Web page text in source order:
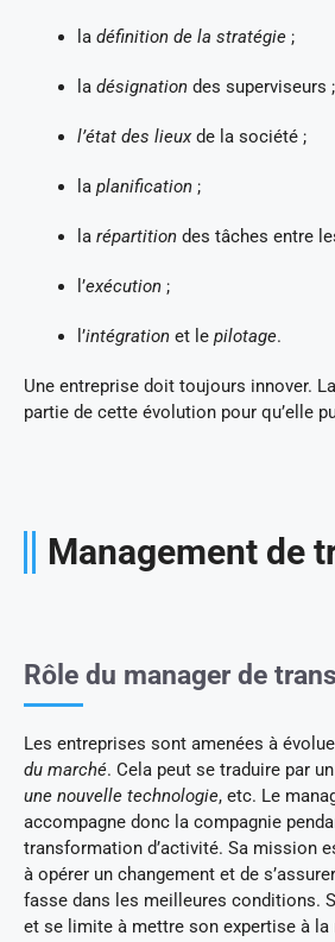
la définition de la stratégie ;
la désignation des superviseurs ;
l’état des lieuxde la société ;
la planification ;
la répartition des tâches entre
l’exécution ;
l’intégration et le pilotage.
Une entreprise doit toujours innover.
partie de cette évolution pour qu’elle
Management de
Rôle du manager de
Les entreprises sont amenées à
du marché. Cela peut se traduire par un
une nouvelle technologie, etc. Le
accompagne donc la compagnie
transformation d’activité. Sa mission
à opérer un changement et de
fasse dans les meilleures conditions.
et se limite à mettre son expertise à la